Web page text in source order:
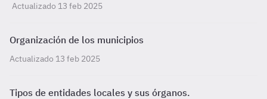
Actualizado 13 feb 2025
Organización de los municipios
Actualizado 13 feb 2025
Tipos de entidades locales y sus órganos.